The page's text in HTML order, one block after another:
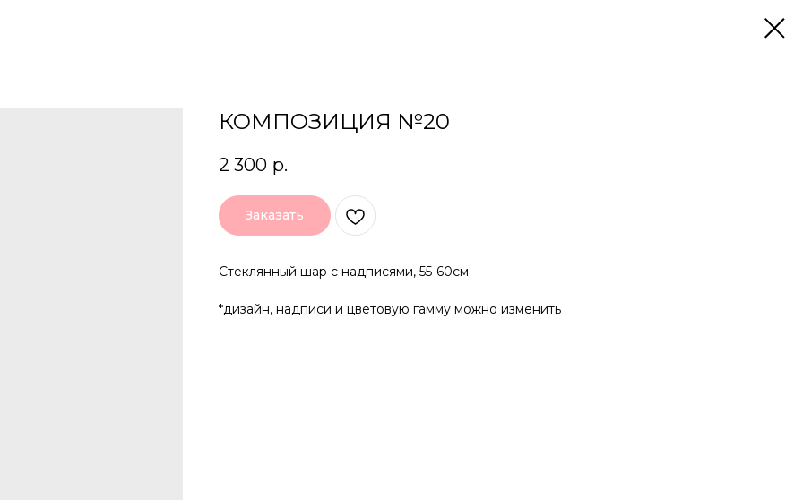
КОМПОЗИЦИЯ №20
2 300 р.
Заказать
Стеклянный шар с надписями, 55-60см
*дизайн, надписи и цветовую гамму можно изменить